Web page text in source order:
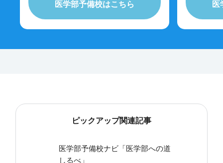
医学部予備校はこちら
医
ピックアップ関連記事
医学部予備校ナビ「医学部への道
しるべ」